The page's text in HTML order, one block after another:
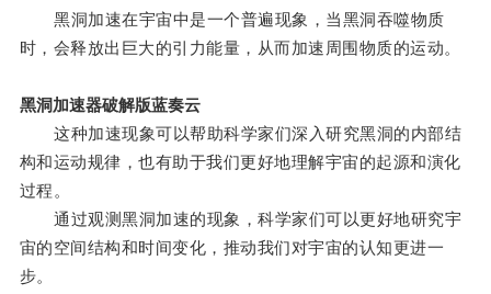
黑洞加速在宇宙中是一个普遍现象，当黑洞吞噬物质
时，会释放出巨大的引力能量，从而加速周围物质的运动。
黑洞加速器破解版蓝奏云
这种加速现象可以帮助科学家们深入研究黑洞的内部结
构和运动规律，也有助于我们更好地理解宇宙的起源和演化
过程。
通过观测黑洞加速的现象，科学家们可以更好地研究宇
宙的空间结构和时间变化，推动我们对宇宙的认知更进一
步。